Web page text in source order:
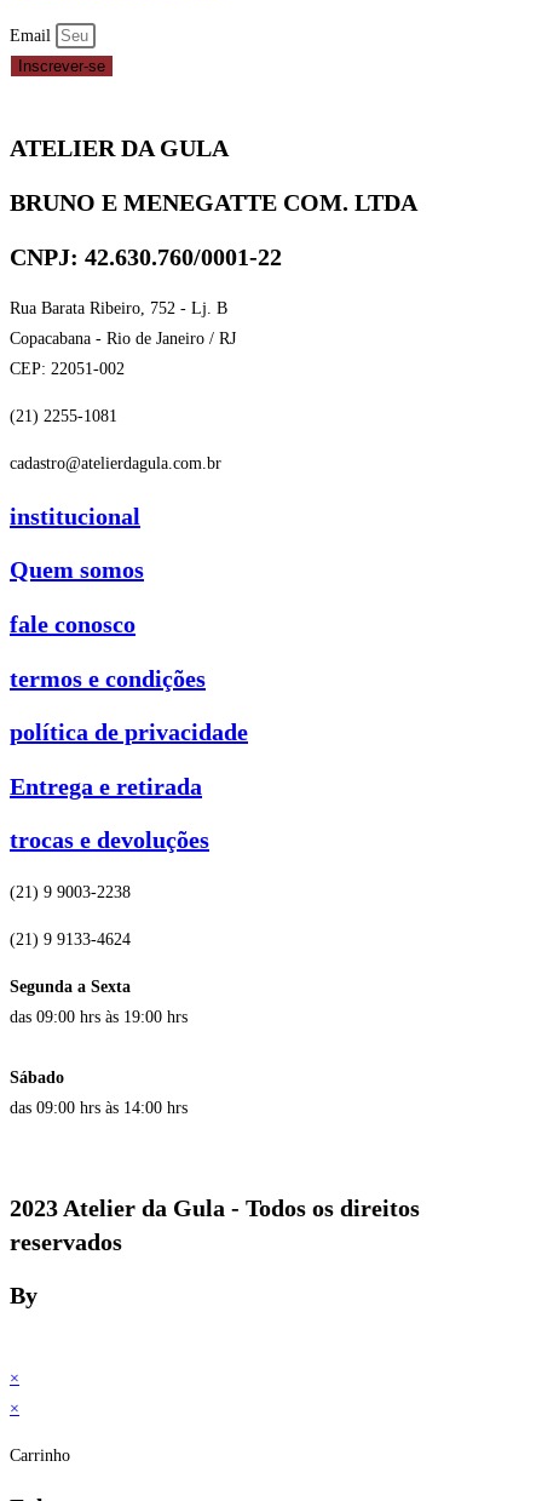
Email
Inscrever-se
ATELIER DA GULA
BRUNO E MENEGATTE COM. LTDA
CNPJ: 42.630.760/0001-22
Rua Barata Ribeiro, 752 - Lj. B
Copacabana - Rio de Janeiro / RJ
CEP: 22051-002
(21) 2255-1081
cadastro@atelierdagula.com.br
institucional
Quem somos
fale conosco
termos e condições
política de privacidade
Entrega e retirada
trocas e devoluções
(21) 9 9003-2238
(21) 9 9133-4624
Segunda a Sexta
das 09:00 hrs às 19:00 hrs
Sábado
das 09:00 hrs às 14:00 hrs
2023 Atelier da Gula - Todos os direitos
reservados
By
×
×
Carrinho